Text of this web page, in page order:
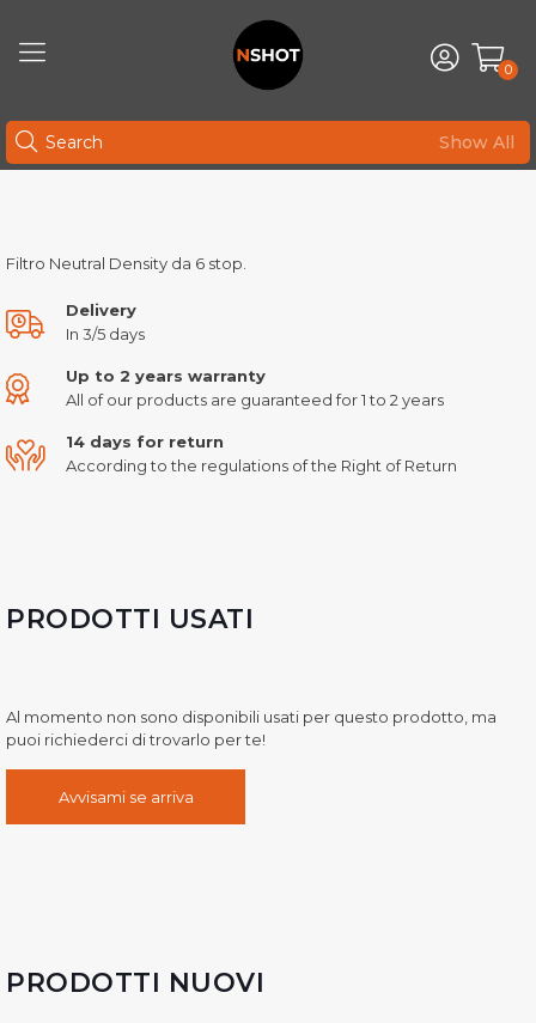
0
Show All
Filtro Neutral Density da 6 stop.
Delivery
In 3/5 days
Up to 2 years warranty
All of our products are guaranteed for 1 to 2 years
14 days for return
According to the regulations of the Right of Return
PRODOTTI USATI
Al momento non sono disponibili usati per questo prodotto, ma
puoi richiederci di trovarlo per te!
Avvisami se arriva
PRODOTTI NUOVI